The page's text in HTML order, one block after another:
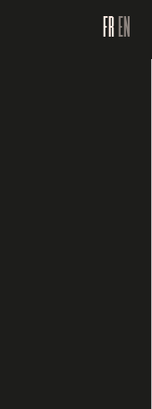
FR EN